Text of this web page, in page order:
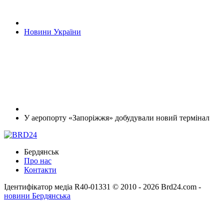
Новини України
У аеропорту «Запоріжжя» добудували новий термінал
Бердянськ
Про нас
Контакти
Ідентифікатор медіа R40-01331 © 2010 - 2026 Brd24.com -
новини Бердянська